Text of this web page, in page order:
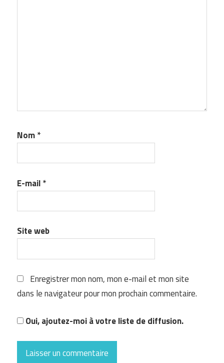
Nom*
E-mail*
Site web
Enregistrer mon nom, mon e-mail et mon site
dans le navigateur pour mon prochain commentaire.
Oui, ajoutez-moi à votre liste de diffusion.